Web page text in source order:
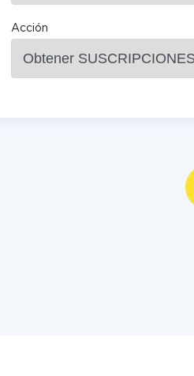
Acción